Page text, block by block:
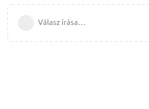
Válasz írása…